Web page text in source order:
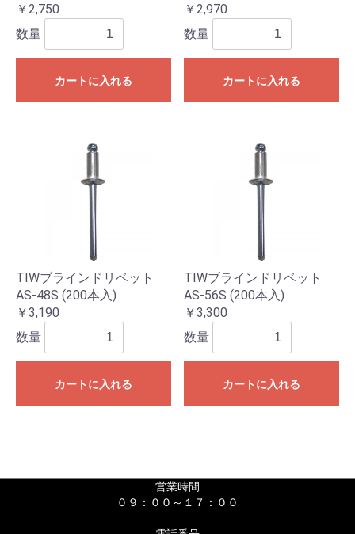
￥2,750
数量
カートに入れる
￥2,970
数量
カートに入れる
TIWブラインドリベット
AS-48S (200本入)
￥3,190
数量
カートに入れる
TIWブラインドリベット
AS-56S (200本入)
￥3,300
数量
カートに入れる
営業時間
０９：００～１７：００